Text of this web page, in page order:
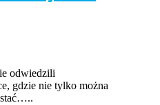
odwiedzili
gdzie nie tylko można